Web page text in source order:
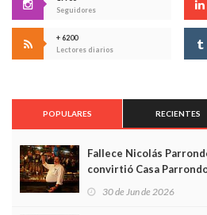
Seguidores
+ 6200
Lectores diarios
POPULARES RECIENTES
Fallece Nicolás
convirtió Casa
Asturias en Madrid
30 de Jun de 2026